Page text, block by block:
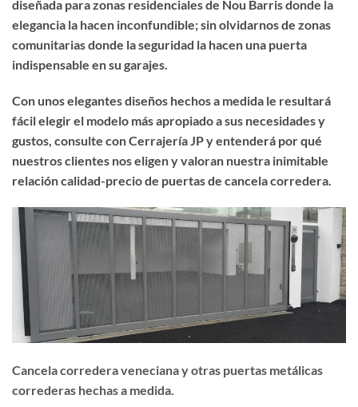
diseñada para zonas residenciales de Nou Barris donde la
elegancia la hacen inconfundible; sin olvidarnos de zonas
comunitarias donde la seguridad la hacen una puerta
indispensable en su garajes.
Con unos elegantes diseños hechos a medida le resultará
fácil elegir el modelo más apropiado a sus necesidades y
gustos, consulte con Cerrajería JP y entenderá por qué
nuestros clientes nos eligen y valoran nuestra inimitable
relación calidad-precio de puertas de cancela corredera.
Cancela corredera veneciana y otras puertas metálicas
correderas hechas a medida.